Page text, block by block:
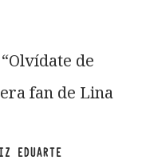
de
fan de Lina
EDUARTE